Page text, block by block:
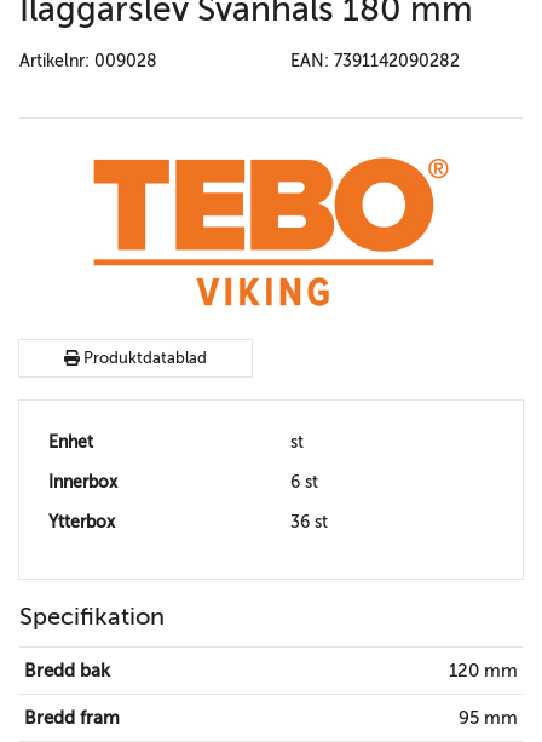
Iläggarslev Svanhals 180 mm
Artikelnr: 009028 EAN: 7391142090282
Produktdatablad
Enhet st
Innerbox 6 st
Ytterbox 36 st
Specifikation
Bredd bak 120 mm
Bredd fram 95 mm